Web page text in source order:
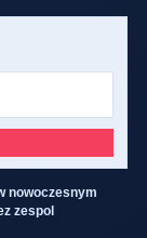
nowoczesnym
zespol